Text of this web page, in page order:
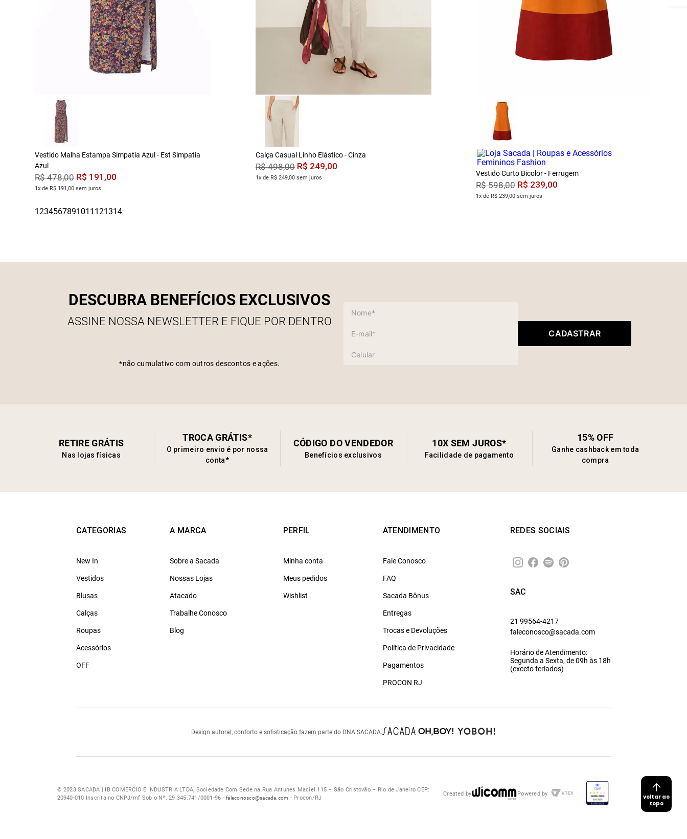
Vestido Malha Estampa Simpatia Azul - Est Simpatia
Azul
R$ 478,00 R$ 191 ,00
1x de R$ 191,00 sem juros
Calça Casual Linho Elástico - Cinza
R$ 498,00 R$ 249,00
1x de R$ 249,00 sem juros
Vestido Curto Bicolor - Ferrugem
R$ 598,00 R$ 239,00
1x de R$ 239,00 sem juros
voltar ao
topo
DESCUBRA BENEFÍCIOS EXCLUSIVOS
ASSINE NOSSA NEWSLETTER E FIQUE POR DENTRO
*não cumulativo com outros descontos e ações.
CADASTRAR
RETIRE GRÁTIS
Nas lojas físicas
TROCA GRÁTIS*
O primeiro envio é por nossa
conta*
CÓDIGO DO VENDEDOR
Benefícios exclusivos
10X SEM JUROS*
Facilidade de pagamento
15% OFF
Ganhe cashback em toda
compra
CATEGORIAS
New In
Vestidos
Blusas
Calças
Roupas
Acessórios
OFF
A MARCA
Sobre a Sacada
Nossas Lojas
Atacado
Trabalhe Conosco
Blog
PERFIL
Minha conta
Meus pedidos
Wishlist
ATENDIMENTO
Fale Conosco
FAQ
Sacada Bônus
Entregas
Trocas e Devoluções
Política de Privacidade
Pagamentos
PROCON RJ
REDES SOCIAIS
SAC
21 99564-4217
faleconosco@sacada.com
Horário de Atendimento:
Segunda a Sexta, de 09h às 18h
(exceto feriados)
Design autoral, conforto e sofisticação fazem parte do DNA SACADA.
© 2023 SACADA | IB COMERCIO E INDUSTRIA LTDA, Sociedade Com Sede na Rua Antunes Maciel 115 – São Cristovão – Rio de Janeiro CEP:
20940-010 Inscrita no CNPJ/mf Sob o Nº. 29.345.741/0001-96 -faleconosco@sacada.com - Procon/RJ
Created by Powered by